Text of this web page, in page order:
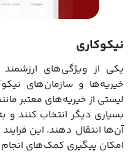
نیکوکاری
یکی از ویژگی‌های
خیریه‌ها و سازمان‌های
لیستی از خیریه‌های معتبر
بسیاری دیگر انتخاب کنند و
آن‌ها انتقال دهند. این
امکان پیگیری کمک‌های